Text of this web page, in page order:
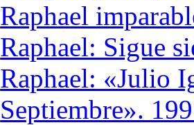
Raphael
Raphael: Sigue
Raphael: «Julio
Septiembre».